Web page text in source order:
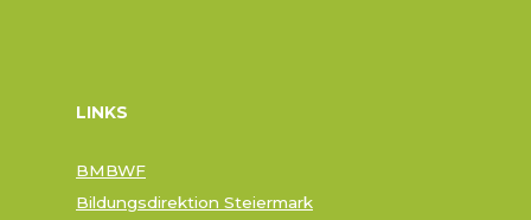
LINKS
BMBWF
Bildungsdirektion Steiermark